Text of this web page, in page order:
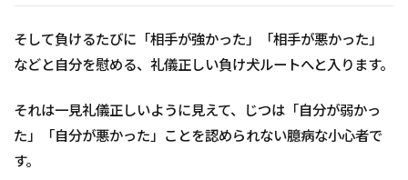
そして負けるたびに「相手が強かった」「相手が悪かった」
などと自分を慰める、礼儀正しい負け犬ルートへと入ります。
それは一見礼儀正しいように見えて、じつは「自分が弱かっ
た」「自分が悪かった」ことを認められない臆病な小心者で
す。